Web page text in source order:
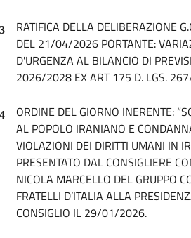
3
RATIFICA DELLA DELIBERAZIONE
DEL 21/04/2026 PORTANTE:
D'URGENZA AL BILANCIO DI
2026/2028 EX ART 175 D. LGS.
4
ORDINE DEL GIORNO INERENTE:
AL POPOLO IRANIANO E
VIOLAZIONI DEI DIRITTI UMANI IN
PRESENTATO DAL CONSIGLIERE
NICOLA MARCELLO DEL GRUPPO
FRATELLI D’ITALIA ALLA
CONSIGLIO IL 29/01/2026.